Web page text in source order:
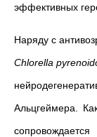
эффективных
Наряду с
Chlorella
Альцгеймера.